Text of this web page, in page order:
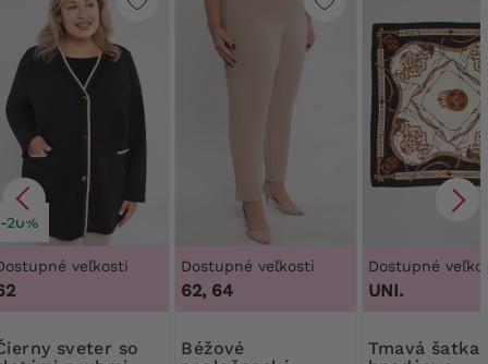
-20%
veľkosti
so
Dostupné veľkosti
62, 64
Béžové
Dostupné
UNI.
Tmavá šatka s